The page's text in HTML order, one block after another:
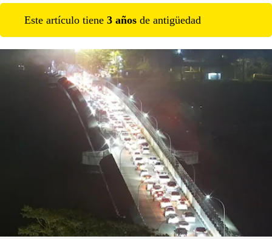
Este artículo tiene 3 años de antigüedad